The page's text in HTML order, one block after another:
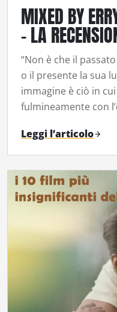
MIXED BY
– LA
“Non è che il
o il presente la sua
immagine è ciò in
fulmineamente con
Leggi l’articolo